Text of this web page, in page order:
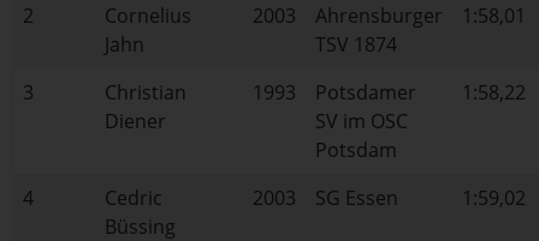
2
Cornelius
Jahn
2003
Ahrensburger
TSV 1874
1:58,01
3
Christian
Diener
1993
Potsdamer
SV im OSC
Potsdam
1:58,22
4
Cedric
Büssing
2003 SG Essen 1:59,02